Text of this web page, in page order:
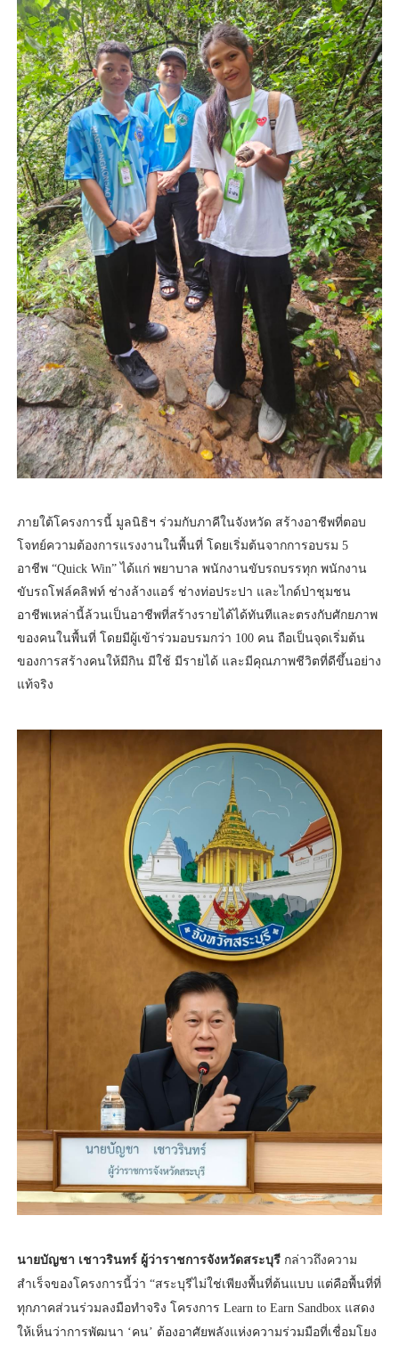
ภายใต้โครงการนี้ มูลนิธิฯ ร่วมกับภาคีในจังหวัด สร้างอาชีพที่ตอบ
โจทย์ความต้องการแรงงานในพื้นที่ โดยเริ่มต้นจากการอบรม 5
อาชีพ “Quick Win” ได้แก่ พยาบาล พนักงานขับรถบรรทุก พนักงาน
ขับรถโฟล์คลิฟท์ ช่างล้างแอร์ ช่างท่อประปา และไกด์ป่าชุมชน
อาชีพเหล่านี้ล้วนเป็นอาชีพที่สร้างรายได้ได้ทันทีและตรงกับศักยภาพ
ของคนในพื้นที่ โดยมีผู้เข้าร่วมอบรมกว่า 100 คน ถือเป็นจุดเริ่มต้น
ของการสร้างคนให้มีกิน มีใช้ มีรายได้ และมีคุณภาพชีวิตที่ดีขึ้นอย่าง
แท้จริง
นายบัญชา เชาวรินทร์ ผู้ว่าราชการจังหวัดสระบุรี กล่าวถึงความ
สำเร็จของโครงการนี้ว่า “สระบุรีไม่ใช่เพียงพื้นที่ต้นแบบ แต่คือพื้นที่ที่
ทุกภาคส่วนร่วมลงมือทำจริง โครงการ Learn to Earn Sandbox แสดง
ให้เห็นว่าการพัฒนา ‘คน’ ต้องอาศัยพลังแห่งความร่วมมือที่เชื่อมโยง